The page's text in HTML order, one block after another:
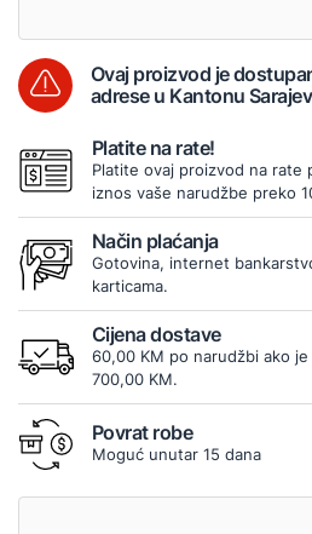
Ovaj proizvod je
adrese u Kantonu
Platite na rate!
Platite ovaj proizvod na rate
iznos vaše narudžbe preko
Način plaćanja
Gotovina, internet
karticama.
Cijena dostave
60,00 KM po narudžbi ako
700,00 KM.
Povrat robe
Moguć unutar 15 dana